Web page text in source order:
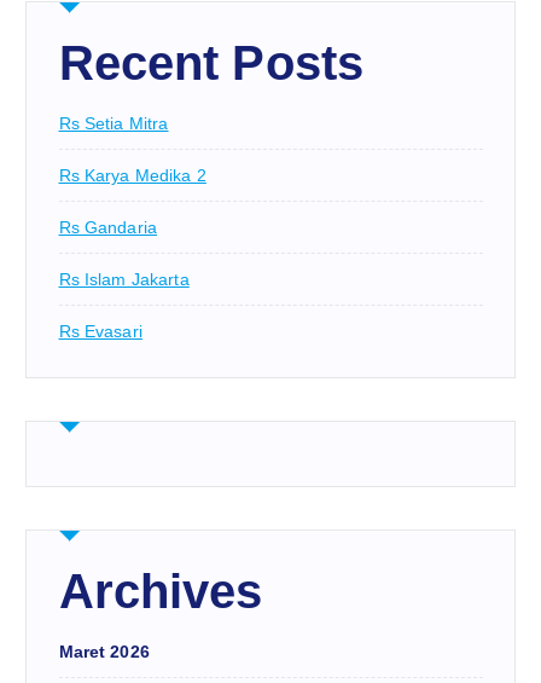
Recent Posts
Rs Setia Mitra
Rs Karya Medika 2
Rs Gandaria
Rs Islam Jakarta
Rs Evasari
Archives
Maret 2026